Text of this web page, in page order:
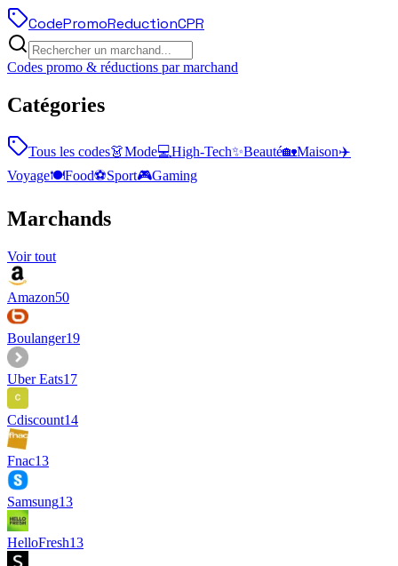
CodePromoReductionCPR
Codes promo & réductions par marchand
Catégories
Tous les codes👗Mode💻High-Tech✨Beauté🏡Maison✈️
Voyage🍽️Food⚽Sport🎮Gaming
Marchands
Voir tout
Amazon50
Boulanger19
Uber Eats17
Cdiscount14
Fnac13
Samsung13
HelloFresh13